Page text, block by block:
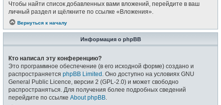
Чтобы найти список добавленных вами вложений, перейдите в ваш
личный раздел и щёлкните по ссылке «Вложения».
Вернуться к началу
Информация о phpBB
Кто написал эту конференцию?
Это программное обеспечение (в его исходной форме) создано и
распространяется phpBB Limited . Оно доступно на условиях GNU
General Public Licence, версии 2 (GPL-2.0) и может свободно
распространяться. Для получения более подробных сведений
перейдите по ссылке About phpBB